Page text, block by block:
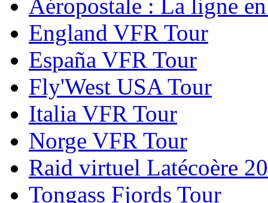
Aéropostale : La ligne
England VFR Tour
España VFR Tour
Fly'West USA Tour
Italia VFR Tour
Norge VFR Tour
Raid virtuel Latécoère
Tongass Fjords Tour